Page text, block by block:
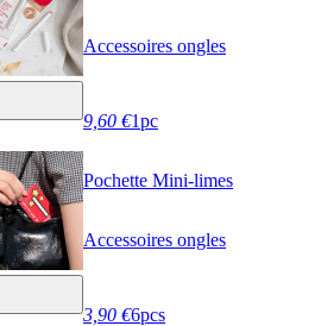
Accessoires ongles
9,60 €1pc
Pochette Mini-limes
Accessoires ongles
3,90 €6pcs